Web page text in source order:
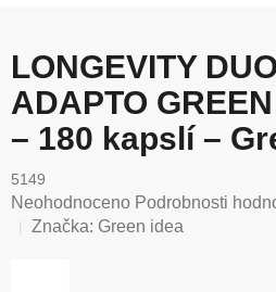
LONGEVITY
ADAPTO
– 180 kapslí –
5149
Průměrné
hodnocení
Neohodnoceno Podrobnosti
Značka: Green idea